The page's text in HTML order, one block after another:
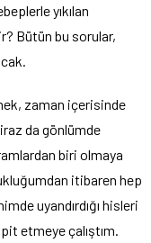
yıkılan
Bütün bu sorular,
zaman içerisinde
da gönlümde
biri olmaya
itibaren hep
uyandırdığı hisleri
etmeye çalıştım.